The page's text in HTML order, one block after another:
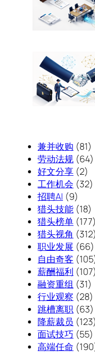
兼并收购 (81)
劳动法规 (64)
好文分享 (2)
工作机会 (32)
招聘AI (9)
猎头技能 (18)
猎头榜单 (177)
猎头视角 (312)
职业发展 (66)
自由奇客
薪酬福利 (107)
融资重组 (31)
行业观察 (28)
跳槽离职 (63)
降薪裁员 (123)
面试技巧 (55)
高端任命